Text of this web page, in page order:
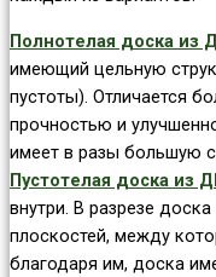
Полнотелая доска из
имеющий цельную
пустоты). Отличается
прочностью и
имеет в разы большую
Пустотелая доска из
внутри. В разрезе
плоскостей, между
благодаря им, доска